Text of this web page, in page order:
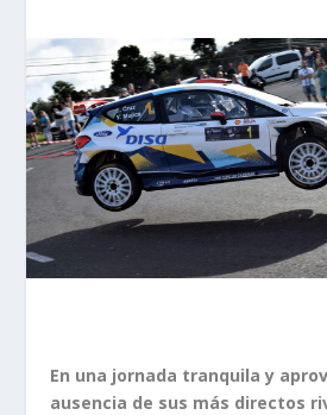
En una jornada tranquila y
ausencia de sus más directos